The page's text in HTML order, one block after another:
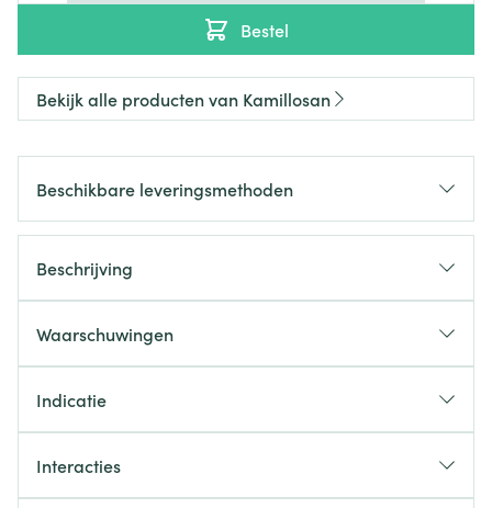
Bestel
Bekijk alle producten van Kamillosan
Beschikbare leveringsmethoden
Beschrijving
Waarschuwingen
Indicatie
Interacties